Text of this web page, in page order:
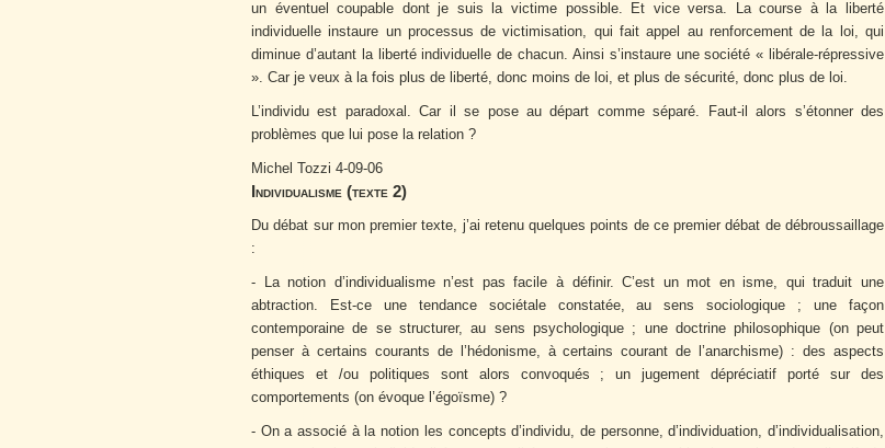
un éventuel coupable dont je suis la victime possible. Et vice versa. La course à la liberté
individuelle instaure un processus de victimisation, qui fait appel au renforcement de la loi, qui
diminue d’autant la liberté individuelle de chacun. Ainsi s’instaure une société « libérale-répressive
». Car je veux à la fois plus de liberté, donc moins de loi, et plus de sécurité, donc plus de loi.
L’individu est paradoxal. Car il se pose au départ comme séparé. Faut-il alors s’étonner des
problèmes que lui pose la relation ?
Michel Tozzi 4-09-06
Individualisme (texte 2)
Du débat sur mon premier texte, j’ai retenu quelques points de ce premier débat de débroussaillage
:
- La notion d’individualisme n’est pas facile à définir. C’est un mot en isme, qui traduit une
abtraction. Est-ce une tendance sociétale constatée, au sens sociologique ; une façon
contemporaine de se structurer, au sens psychologique ; une doctrine philosophique (on peut
penser à certains courants de l’hédonisme, à certains courant de l’anarchisme) : des aspects
éthiques et /ou politiques sont alors convoqués ; un jugement dépréciatif porté sur des
comportements (on évoque l’égoïsme) ?
- On a associé à la notion les concepts d’individu, de personne, d’individuation, d’individualisation,